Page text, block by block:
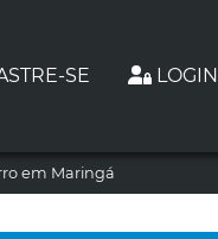
SE LOGIN
em Maringá